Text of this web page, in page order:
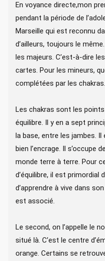
En voyance directe,mon
pendant la période de
Marseille qui est reconnu
d’ailleurs, toujours le
les majeurs. C’est-à-dire
cartes. Pour les mineurs,
complétées par les chakras.
Les chakras sont les points
équilibre. Il y en a sept
la base, entre les jambes.
bien l’encrage. Il s’occupe
monde terre à terre. Pour
d’équilibre, il est primordial
d’apprendre à vive dans
est associé.
Le second, on l’appelle le
situé là. C’est le centre
orange. Certains se